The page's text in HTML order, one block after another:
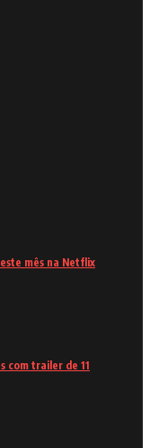
mês na Netflix
com trailer de 11